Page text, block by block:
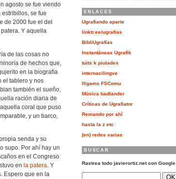
agosto se fue viendo
estribillos, se fue
de 2000 fue el del
Y aquella
de las cosas no
de hechos que,
en la biografía
el tablero y nos
también el sueño,
ración diaria de
coral que puso
y un barco,
senda y su
supo. Por ahí hay un
en el Congreso
en la patera . Y
Espero que en la
ENLACES
Ugrafiando aparte
linktr.ee/ugrafias
BibliUgrafías
Instantáneas Ugrafik
tuits k piulades
internacilingve
lligams FSComu
Música badlander
Críticas de Ugrafiator
Remando por ahí
hasta la z etc
(en) redes varias
BUSCAR
Rastrea todo javierortiz.net con Google